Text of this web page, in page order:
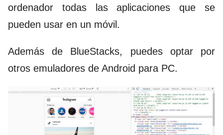
ordenador todas las aplicaciones que se
pueden usar en un móvil.
Además de BlueStacks, puedes optar por
otros emuladores de Android para PC.